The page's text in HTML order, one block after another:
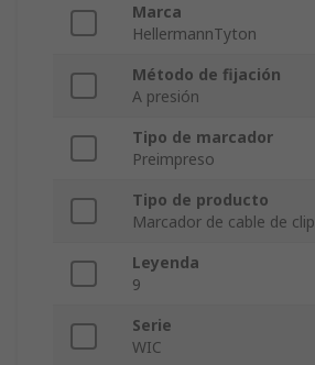
Marca
HellermannTyton
Método de fijación
A presión
Tipo de marcador
Preimpreso
Tipo de producto
Marcador de cable de clip
Leyenda
9
Serie
WIC